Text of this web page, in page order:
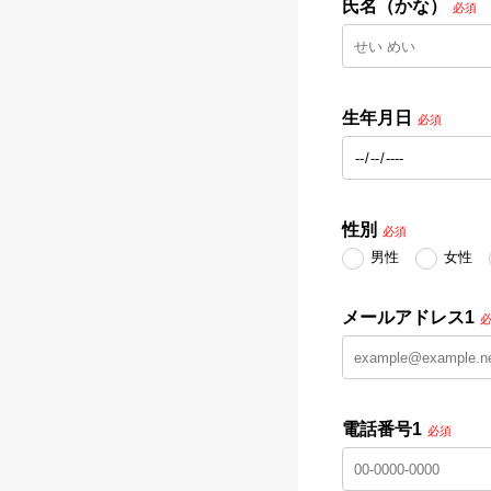
氏名（かな） 必須
生年月日 必須
性別 必須
男性 女性
メールアドレス1
電話番号1 必須